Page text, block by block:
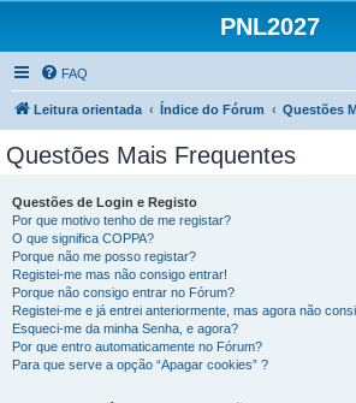
PNL2027
FAQ
Leitura orientada Índice do Fórum Questões
Questões Mais Frequentes
Questões de Login e Registo
Por que motivo tenho de me registar?
O que significa COPPA?
Porque não me posso registar?
Registei-me mas não consigo entrar!
Porque não consigo entrar no Fórum?
Registei-me e já entrei anteriormente, mas agora não
Esqueci-me da minha Senha, e agora?
Por que entro automaticamente no Fórum?
Para que serve a opção “Apagar cookies” ?